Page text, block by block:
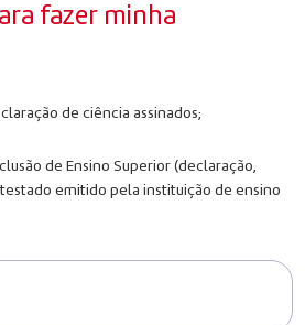
fazer minha
de ciência assinados;
de Ensino Superior (declaração,
emitido pela instituição de ensino